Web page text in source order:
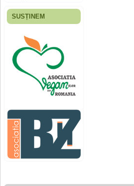
Fiica mea s-a nascut
ani, privind in urma
realizez cat de multe
greseli am facut in
educatia si cresterea
ei, am fost o mama
egoista, preocupata
de implinirea
profesionala, cand ea
era mica am neglijat-
agresiva, orice
greseala era taxata cu
o palma sau pedepse.
De 4 ani am o relatie
serioasa cu un barbat
SUSȚINEM